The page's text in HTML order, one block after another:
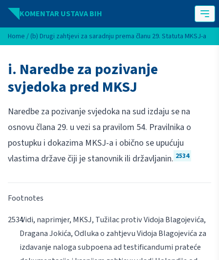
Idi na sadržaj
KOMENTAR USTAVA BIH
Home / (b) Drugi zahtjevi za saradnju prema članu 29. Statuta MKSJ-a
i. Naredbe za pozivanje
svjedoka pred MKSJ
Naredbe za pozivanje svjedoka na sud izdaju se na
osnovu člana 29. u vezi sa pravilom 54. Pravilnika o
postupku i dokazima MKSJ-a i obično se upućuju
vlastima države čiji je stanovnik ili državljanin. 2534
Footnotes
Vidi, naprimjer, MKSJ, Tužilac protiv Vidoja Blagojevića,
Dragana Jokića, Odluka o zahtjevu Vidoja Blagojevića za
izdavanje nalogasubpoenaad testificandumi prateće